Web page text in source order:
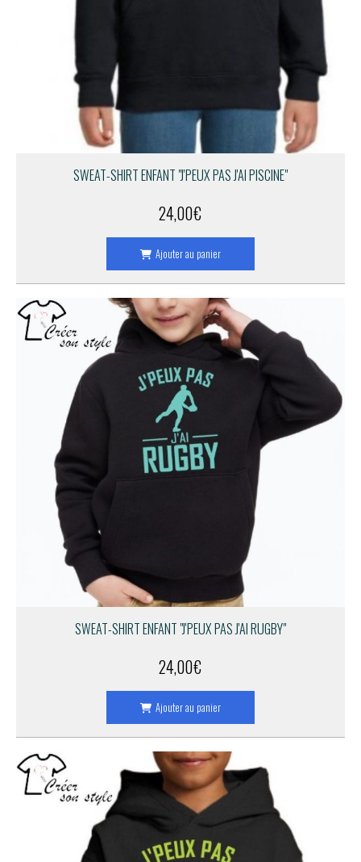
SWEAT-SHIRT ENFANT "J'PEUX PAS J'AI PISCINE"
24,00€
Ajouter au panier
SWEAT-SHIRT ENFANT "J'PEUX PAS J'AI RUGBY"
24,00€
Ajouter au panier